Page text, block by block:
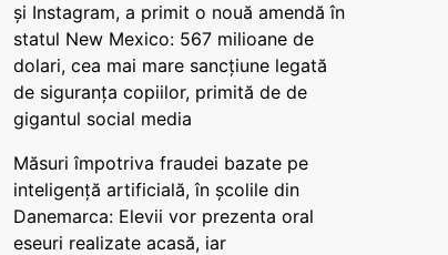
și Instagram, a primit o nouă amendă în
statul New Mexico: 567 milioane de
dolari, cea mai mare sancțiune legată
de siguranța copiilor, primită de de
gigantul social media
Măsuri împotriva fraudei bazate pe
inteligență artificială, în școlile din
Danemarca: Elevii vor prezenta oral
eseuri realizate acasă, iar